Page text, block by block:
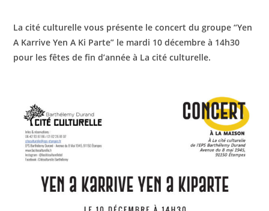
La cité culturelle vous présente le concert du groupe “Yen
A Karrive Yen A Ki Parte” le mardi 10 décembre à 14h30
pour les fêtes de fin d’année à La cité culturelle.